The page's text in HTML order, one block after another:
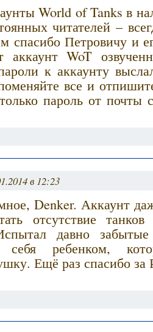
World of Tanks в
читателей –
спасибо Петровичу и
аккаунт WoT
к аккаунту
все и
пароль от
в 12:23
Denker. Аккаунт
отсутствие
давно
себя ребенком,
Ещё раз спасибо за